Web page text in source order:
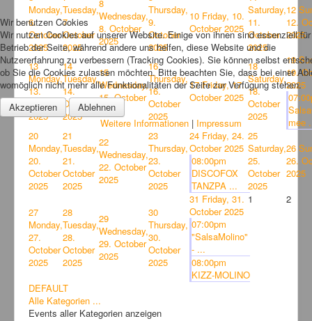
Monday,
6.
October
2025
Tuesday,
7.
October
2025
8
Wednesday,
8. October
2025
Thursday,
9.
October
2025
10 Friday, 10.
October 2025
Saturday,
11.
October
2025
12
12.
2025
13
Monday,
13.
October
2025
14
Tuesday,
14.
October
2025
15
Wednesday,
15. October
2025
16
Thursday,
16.
October
2025
17 Friday, 17.
October 2025
18
Saturday,
18.
October
2025
19
19.
2025
mee
20
Monday,
20.
October
2025
21
Tuesday,
21.
October
2025
22
Wednesday,
22. October
2025
23
Thursday,
23.
October
2025
24 Friday, 24.
October 2025
08:00pm
DISCOFOX
TANZPA ...
25
Saturday,
25.
October
2025
26
26.
2025
27
Monday,
27.
October
2025
28
Tuesday,
28.
October
2025
29
Wednesday,
29. October
2025
30
Thursday,
30.
October
2025
31 Friday, 31.
October 2025
07:00pm
"SalsaMolino"
- ...
08:00pm
KIZZ-MOLINO
1 2
DEFAULT
Alle Kategorien ...
Events aller Kategorien anzeigen
Wir benutzen Cookies
Wir nutzen Cookies auf unserer Website. Einige von ihnen sind essenziell
Betrieb der Seite, während andere uns helfen, diese Website und die
Nutzererfahrung zu verbessern (Tracking Cookies). Sie können selbst
ob Sie die Cookies zulassen möchten. Bitte beachten Sie, dass bei einer
womöglich nicht mehr alle Funktionalitäten der Seite zur Verfügung stehen.
Akzeptieren
Ablehnen
Weitere Informationen| Impressum